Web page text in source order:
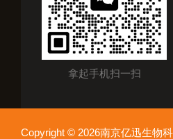
拿起手机扫一扫
Copyright © 2026南京亿迅生物